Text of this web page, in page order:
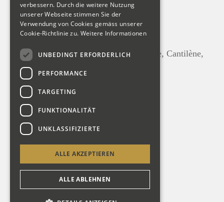
Alexandre-Pierre-François Boëly
Andante con moto, op. 45/7
Trois Pièces pour orgue, op. 29: Prélude, Cantilène,
Scherzando
Théodore Dubois
In Paradiso
Charles-Marie Widor
Symphonie Nr. 5 f-Moll, op. 42/1
Zurück
verbessern. Durch die weitere Nutzung
unserer Webseite stimmen Sie der
Verwendung von Cookies gemäss unserer
Cookie-Richtlinie zu. Weitere Informationen
UNBEDINGT ERFORDERLICH
PERFORMANCE
TARGETING
FUNKTIONALITÄT
UNKLASSIFIZIERTE
ALLE AKZEPTIEREN
ALLE ABLEHNEN